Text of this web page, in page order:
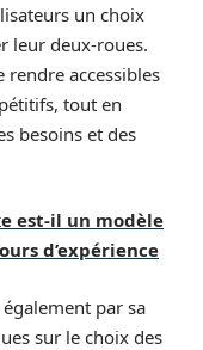
un choix
leur deux-roues.
rendre accessibles
tout en
besoins et des
est-il un modèle
d’expérience
par sa
sur le choix des